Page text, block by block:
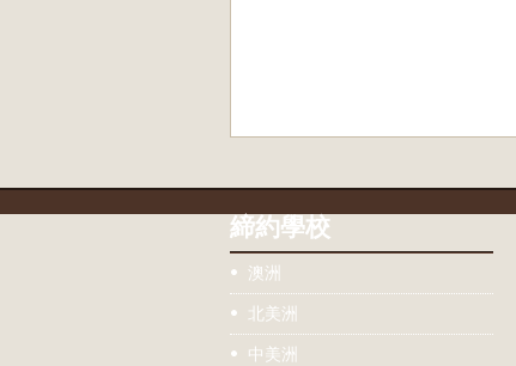
締約學校
澳洲
北美洲
中美洲